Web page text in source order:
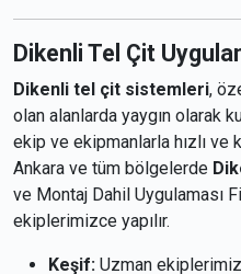
Dikenli Tel Çit
Dikenli tel çit sistemleri,
olan alanlarda yaygın olarak
ekip ve ekipmanlarla hızlı ve
Ankara ve tüm bölgelerde
ve Montaj Dahil Uygulaması
ekiplerimizce yapılır.
Keşif: Uzman